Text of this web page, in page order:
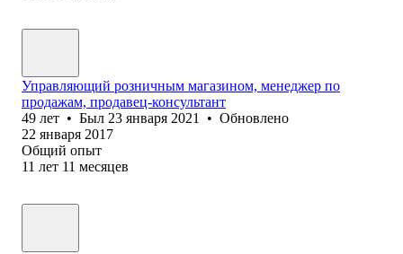
Управляющий розничным магазином, менеджер по
продажам, продавец-консультант
49 лет • Был 23 января 2021 • Обновлено
22 января 2017
Общий опыт
11 лет 11 месяцев